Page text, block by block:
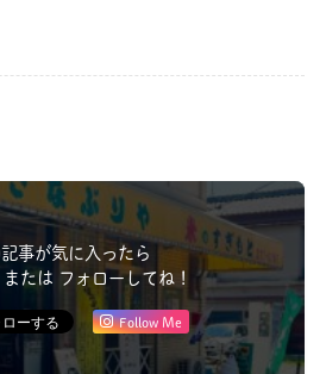
事が気に入ったら
または フォローしてね！
Follow Me